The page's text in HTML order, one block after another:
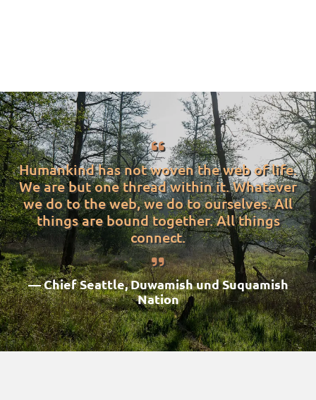

Humankind has not woven the web of life.
We are but one thread within it. Whatever
we do to the web, we do to ourselves. All
things are bound together. All things
connect.

— Chief Seattle, Duwamish und Suquamish
Nation